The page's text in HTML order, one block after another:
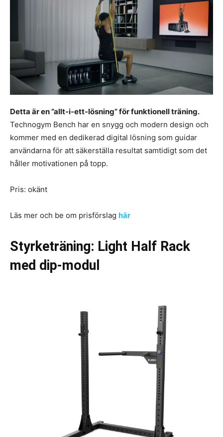
Detta är en ”allt-i-ett-lösning” för funktionell träning.
Technogym Bench har en snygg och modern design och
kommer med en dedikerad digital lösning som guidar
användarna för att säkerställa resultat samtidigt som det
håller motivationen på topp.
Pris: okänt
Läs mer och be om prisförslag här
Styrketräning: Light Half Rack
med dip-modul